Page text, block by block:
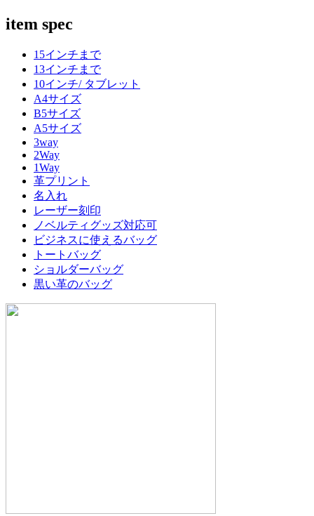
item spec
15インチまで
13インチまで
10インチ/ タブレット
A4サイズ
B5サイズ
A5サイズ
3way
2Way
1Way
革プリント
名入れ
レーザー刻印
ノベルティグッズ対応可
ビジネスに使えるバッグ
トートバッグ
ショルダーバッグ
黒い革のバッグ